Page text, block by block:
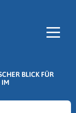
BLICK FÜR
IM